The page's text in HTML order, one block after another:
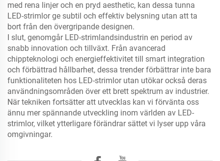
med rena linjer och en pryd aesthetic, kan dessa tunna
LED-strimlor ge subtil och effektiv belysning utan att ta
bort från den övergripande designen.
I slut, genomgår LED-strimlandsindustrin en period av
snabb innovation och tillväxt. Från avancerad
chippteknologi och energieffektivitet till smart integration
och förbättrad hållbarhet, dessa trender förbättrar inte bara
funktionaliteten hos LED-strimlor utan utökar också deras
användningsområden över ett brett spektrum av industrier.
När tekniken fortsätter att utvecklas kan vi förvänta oss
ännu mer spännande utveckling inom världen av LED-
strimlor, vilket ytterligare förändrar sättet vi lyser upp våra
omgivningar.